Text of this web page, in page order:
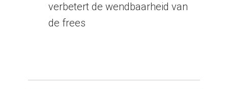
verbetert de wendbaarheid van
de frees